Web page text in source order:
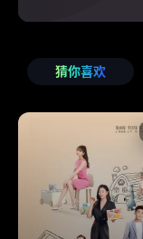
猜你喜欢